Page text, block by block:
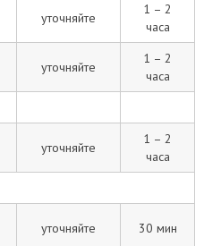
уточняйте
1 – 2
часа
уточняйте
1 – 2
часа
уточняйте
1 – 2
часа
уточняйте 30 мин